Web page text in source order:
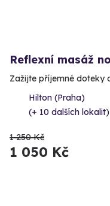
Reflexní masáž
Zažijte příjemné doteky
Hilton (Praha)
(+ 10 dalších lokalit)
1 250 Kč
1 050 Kč